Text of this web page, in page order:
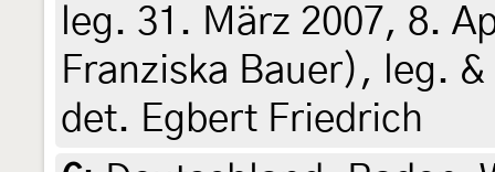
leg. 31. März 2007, 8.
Franziska Bauer), leg.
det. Egbert Friedrich